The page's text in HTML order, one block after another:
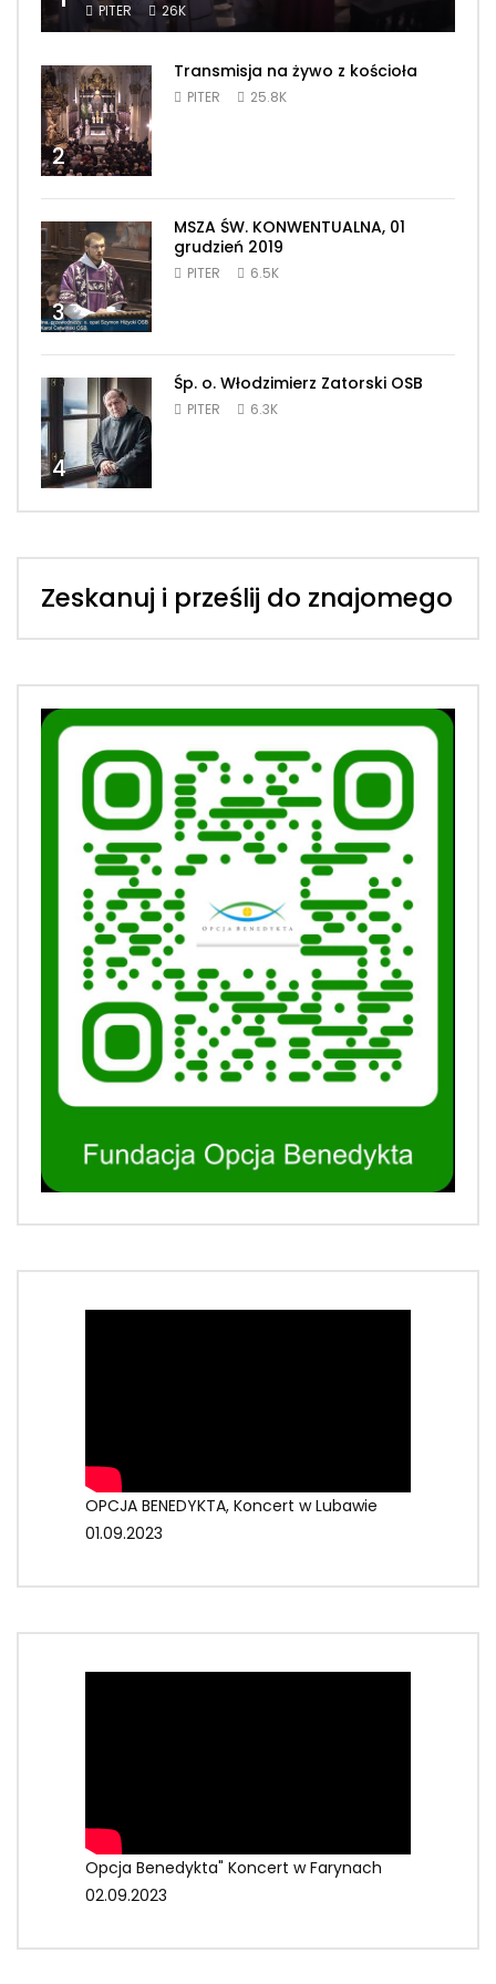
PITER 26K
2
Transmisja na żywo z kościoła
PITER 25.8K
3
MSZA ŚW. KONWENTUALNA, 01
grudzień 2019
PITER 6.5K
4
Śp. o. Włodzimierz Zatorski OSB
PITER 6.3K
Zeskanuj i prześlij do znajomego
OPCJA BENEDYKTA, Koncert w Lubawie
01.09.2023
Opcja Benedykta" Koncert w Farynach
02.09.2023